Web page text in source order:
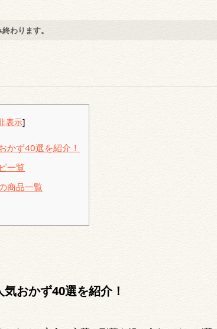
わります。
表示]
かず40選を紹介！
一覧
商品一覧
おかず40選を紹介！